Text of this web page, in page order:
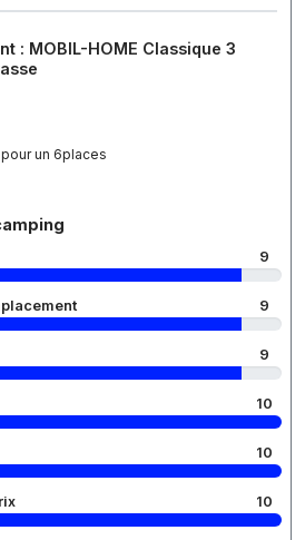
: MOBIL-HOME Classique 3
un 6places
9
9
9
10
10
10